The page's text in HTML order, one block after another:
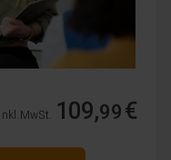
inkl. MwSt. 109,99€